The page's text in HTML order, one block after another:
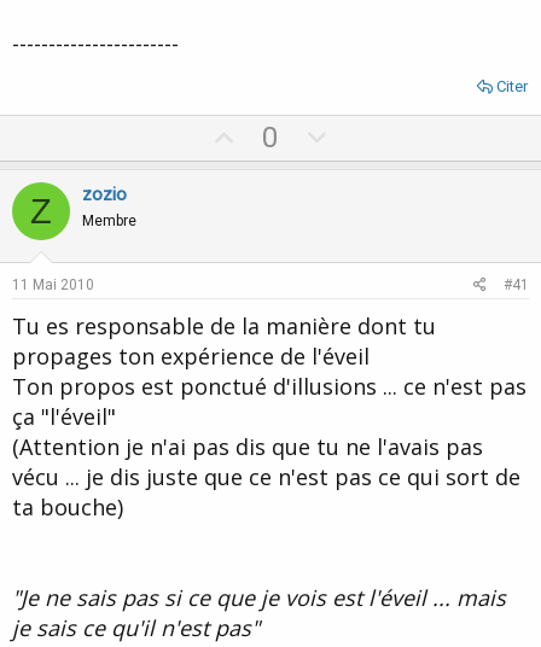
-----------------------
Citer
p
0
o
e
Z zozio
Membre
11 Mai 2010 #41
Tu es responsable de la manière dont tu
propages ton expérience de l'éveil
Ton propos est ponctué d'illusions ... ce n'est pas
ça "l'éveil"
(Attention je n'ai pas dis que tu ne l'avais pas
vécu ... je dis juste que ce n'est pas ce qui sort de
ta bouche)
"Je ne sais pas si ce que je vois est l'éveil ... mais
je sais ce qu'il n'est pas"